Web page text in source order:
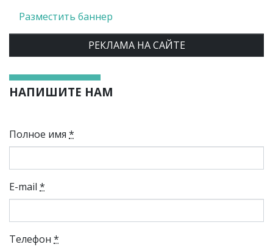
Разместить баннер
РЕКЛАМА НА САЙТЕ
НАПИШИТЕ НАМ
Полное имя *
E-mail *
Телефон *